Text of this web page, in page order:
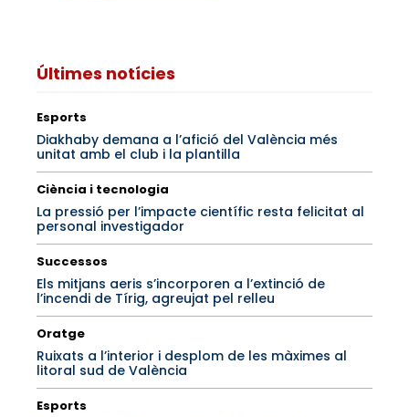
Últimes notícies
Esports
Diakhaby demana a l’afició del València més
unitat amb el club i la plantilla
Ciència i tecnologia
La pressió per l’impacte científic resta felicitat al
personal investigador
Successos
Els mitjans aeris s’incorporen a l’extinció de
l’incendi de Tírig, agreujat pel relleu
Oratge
Ruixats a l’interior i desplom de les màximes al
litoral sud de València
Esports